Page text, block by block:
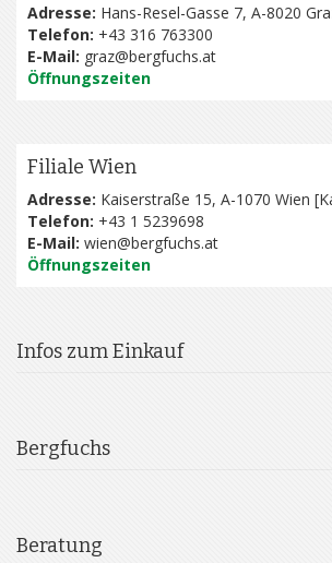
Adresse: Hans-Resel-Gasse 7, A-8020
Telefon: +43 316 763300
E-Mail: graz@bergfuchs.at
Öffnungszeiten
Filiale Wien
Adresse: Kaiserstraße 15, A-1070 Wien [
Telefon: +43 1 5239698
E-Mail: wien@bergfuchs.at
Öffnungszeiten
Infos zum Einkauf
Bergfuchs
Beratung